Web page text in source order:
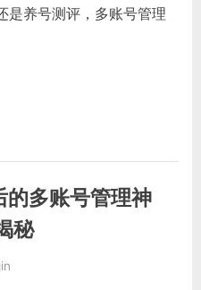
是养号测评，多账号管理
的多账号管理神
秘